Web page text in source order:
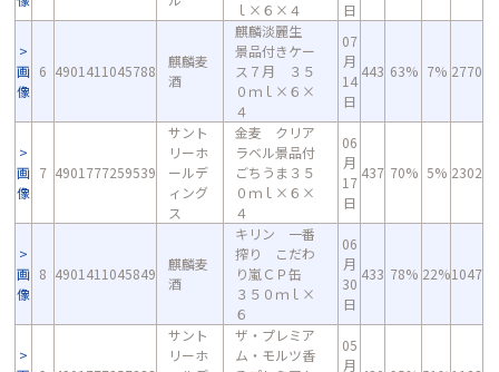
ｌ×６×４
日
画
像
6 4901411045788
麒麟麦
酒
麒麟淡麗生
景品付きケー
ス７月 ３５
０ｍｌ×６×
４
07
月
14
日
443 63% 7% 2770
画
像
7 4901777259539
サント
リーホ
ールデ
ィング
ス
金麦 クリア
ラベル景品付
ごちうま３５
０ｍｌ×６×
４
06
月
17
日
437 70% 5% 2302
画
像
8 4901411045849
麒麟麦
酒
キリン 一番
搾り こだわ
り嵐ＣＰ缶
３５０ｍｌ×
６
06
月
30
日
433 78% 22%1047
サント
リーホ
ザ・プレミア
ム・モルツ香
05
月